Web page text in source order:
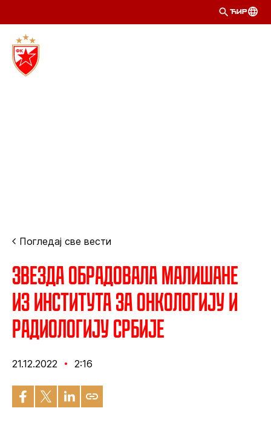
ЋИР
Погледај све вести
Звезда обрадовала малишане
из Института за онкологију и
радиологију Србије
21.12.2022 2:16